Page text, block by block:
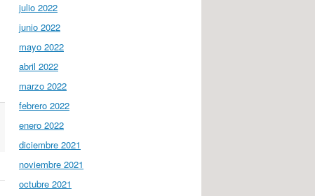
julio 2022
junio 2022
mayo 2022
abril 2022
marzo 2022
febrero 2022
enero 2022
diciembre 2021
noviembre 2021
octubre 2021